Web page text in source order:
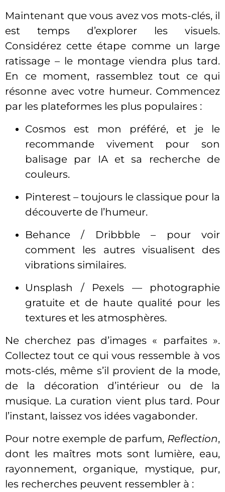
Maintenant que vous avez vos mots-clés, il
est temps d’explorer les visuels.
Considérez cette étape comme un large
ratissage – le montage viendra plus tard.
En ce moment, rassemblez tout ce qui
résonne avec votre humeur. Commencez
par les plateformes les plus populaires :
Cosmos est mon préféré, et je le
recommande vivement pour son
balisage par IA et sa recherche de
couleurs.
Pinterest – toujours le classique pour la
découverte de l’humeur.
Behance / Dribbble – pour voir
comment les autres visualisent des
vibrations similaires.
Unsplash / Pexels — photographie
gratuite et de haute qualité pour les
textures et les atmosphères.
Ne cherchez pas d’images « parfaites ».
Collectez tout ce qui vous ressemble à vos
mots-clés, même s’il provient de la mode,
de la décoration d’intérieur ou de la
musique. La curation vient plus tard. Pour
l’instant, laissez vos idées vagabonder.
Pour notre exemple de parfum, Reflection,
dont les maîtres mots sont lumière, eau,
rayonnement, organique, mystique, pur,
les recherches peuvent ressembler à :